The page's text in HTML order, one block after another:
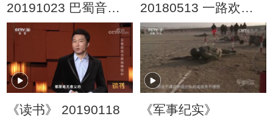
20191023 巴蜀音画
（三）南充
20180513 一路欢笑
优秀曲艺作品展播
《读书》 20190118
《军事纪实》